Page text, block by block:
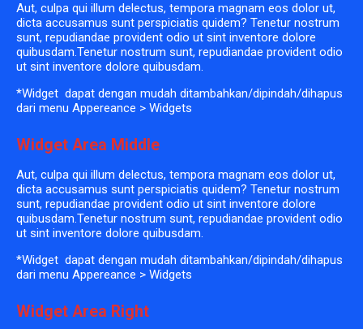
Aut, culpa qui illum delectus, tempora magnam eos dolor ut,
dicta accusamus sunt perspiciatis quidem? Tenetur nostrum
sunt, repudiandae provident odio ut sint inventore dolore
quibusdam.Tenetur nostrum sunt, repudiandae provident odio
ut sint inventore dolore quibusdam.
*Widget dapat dengan mudah ditambahkan/dipindah/dihapus
dari menu Appereance > Widgets
Widget Area Middle
Aut, culpa qui illum delectus, tempora magnam eos dolor ut,
dicta accusamus sunt perspiciatis quidem? Tenetur nostrum
sunt, repudiandae provident odio ut sint inventore dolore
quibusdam.Tenetur nostrum sunt, repudiandae provident odio
ut sint inventore dolore quibusdam.
*Widget dapat dengan mudah ditambahkan/dipindah/dihapus
dari menu Appereance > Widgets
Widget Area Right